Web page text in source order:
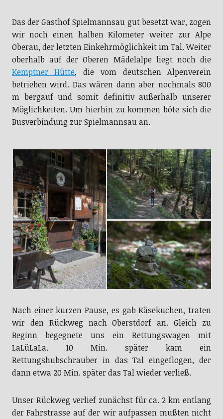
Das der Gasthof Spielmannsau gut besetzt war, zogen
wir noch einen halben Kilometer weiter zur Alpe
Oberau, der letzten Einkehrmöglichkeit im Tal. Weiter
oberhalb auf der Oberen Mädelalpe liegt noch die
Kemptner Hütte, die vom deutschen Alpenverein
betrieben wird. Das wären dann aber nochmals 800
m bergauf und somit definitiv außerhalb unserer
Möglichkeiten. Um hierhin zu kommen böte sich die
Busverbindung zur Spielmannsau an.
Nach einer kurzen Pause, es gab Käsekuchen, traten
wir den Rückweg nach Oberstdorf an. Gleich zu
Beginn begegnete uns ein Rettungswagen mit
LaLüLaLa. 10 Min. später kam ein
Rettungshubschrauber in das Tal eingeflogen, der
dann etwa 20 Min. später das Tal wieder verließ.
Unser Rückweg verlief zunächst für ca. 2 km entlang
der Fahrstrasse auf der wir aufpassen mußten nicht